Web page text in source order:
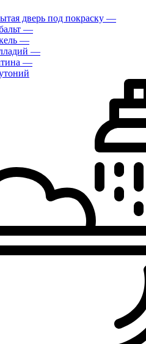
дверь под покраску —
—
—
—
—